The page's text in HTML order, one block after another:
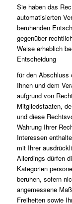
Sie haben das
automatisierten
beruhenden
gegenüber
Weise erheblich
Entscheidung
für den Abschluss
Ihnen und dem
aufgrund von
Mitgliedstaaten,
und diese
Wahrung Ihrer
Interessen
mit Ihrer
Allerdings dürfen
Kategorien
beruhen, sofern
angemessene
Freiheiten sowie